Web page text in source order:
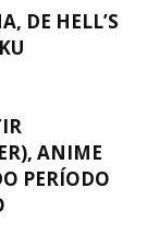
DE HELL’S
ANIME
PERÍODO